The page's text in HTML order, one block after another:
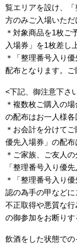
覧エリアを設け、
方のみご入場いただ
＊対象商品を1枚ご
入場券」を1枚差し
＊「整理番号入り
配布となります。ご
<下記、御注意下さ
＊複数枚ご購入の
の配布はお一人様各
＊お会計を分けて
優先入場券」の配布
＊ご家族、ご友人
「整理番号入り優
＊「整理番号入り
認の為手の甲などに
不正取得や悪質な
の御参加をお断りす
飲酒をした状態で